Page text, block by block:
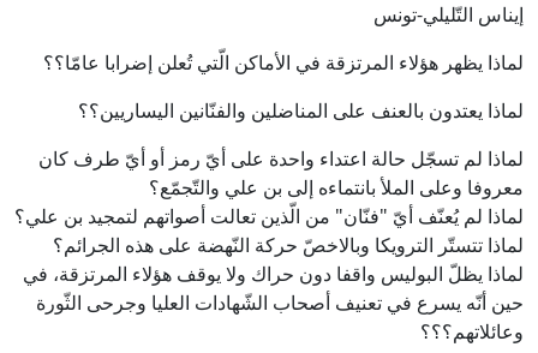
إيناس التّليلي-تونس
لماذا يظهر هؤلاء المرتزقة في الأماكن الّتي تُعلن إضرابا عامّا؟؟
لماذا يعتدون بالعنف على المناضلين والفنّانين اليساريين؟؟
لماذا لم تسجّل حالة اعتداء واحدة على أيّ رمز أو أيّ طرف كان
معروفا وعلى الملأ بانتماءه إلى بن علي والتّجمّع؟
لماذا لم يُعنّف أيّ "فنّان" من الّذين تعالت أصواتهم لتمجيد بن علي؟
لماذا تتستّر الترويكا وبالاخصّ حركة النّهضة على هذه الجرائم؟
لماذا يظلّ البوليس واقفا دون حراك ولا يوقف هؤلاء المرتزقة، في
حين أنّه يسرع في تعنيف أصحاب الشّهادات العليا وجرحى الثّورة
وعائلاتهم؟؟؟